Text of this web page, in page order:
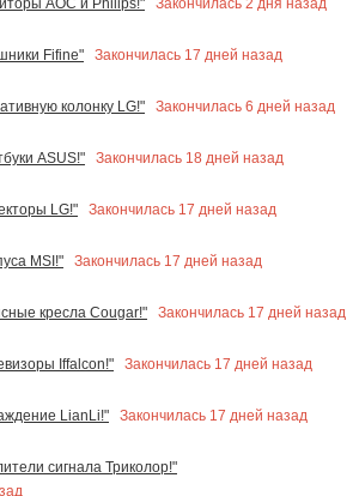
Fifine"
Закончилась 17 дней назад
колонку LG!"
Закончилась 6 дней назад
ASUS!"
Закончилась 18 дней назад
LG!"
Закончилась 17 дней назад
MSI!"
Закончилась 17 дней назад
кресла Cougar!"
Закончилась 17 дней назад
Iffalcon!"
Закончилась 17 дней назад
LianLi!"
Закончилась 17 дней назад
сигнала Триколор!"